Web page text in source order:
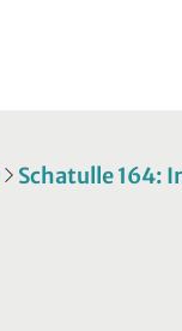
Schatulle 164: